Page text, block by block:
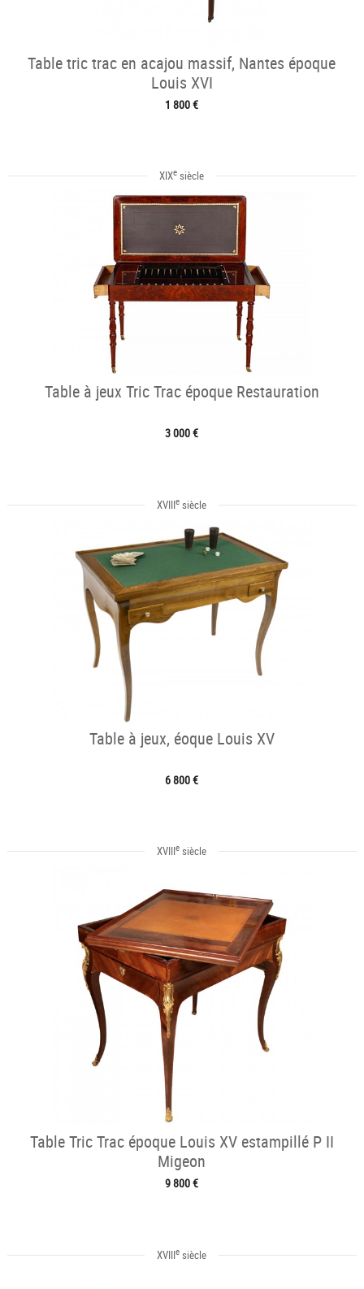
Table tric trac en acajou massif, Nantes époque
Louis XVI
1 800 €
XIXe siècle
Table à jeux Tric Trac époque Restauration
3 000 €
XVIIIe siècle
Table à jeux, éoque Louis XV
6 800 €
XVIIIe siècle
Table Tric Trac époque Louis XV estampillé P II
Migeon
9 800 €
XVIIIe siècle